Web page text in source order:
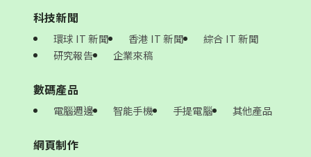
科技新聞
環球 IT 新聞 香港 IT 新聞
綜合 IT 新聞
研究報告
企業來稿
數碼產品
電腦週邊 智能手機 手提電腦 其他產品
網頁制作